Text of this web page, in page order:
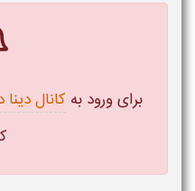
برای ورود به کانال